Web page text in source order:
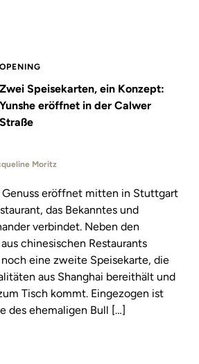
OPENING
Zwei Speisekarten, ein Konzept:
Yunshe eröffnet in der Calwer
Straße
Moritz
Genuss eröffnet mitten in Stuttgart
das Bekanntes und
verbindet. Neben den
chinesischen Restaurants
eine zweite Speisekarte, die
aus Shanghai bereithält und
Tisch kommt. Eingezogen ist
des ehemaligen Bull […]